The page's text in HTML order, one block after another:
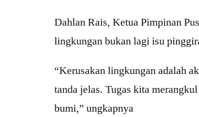
Dahlan Rais, Ketua Pimpinan
lingkungan bukan lagi isu
“Kerusakan lingkungan adalah
tanda jelas. Tugas kita
bumi,” ungkapnya